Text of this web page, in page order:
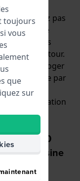
vous n'avez pas
l'emballage
ne peut pas
boîte en retour.
notre horloger
est couverte par
de réparation
de 30
usine
toujours
vous
que
sur